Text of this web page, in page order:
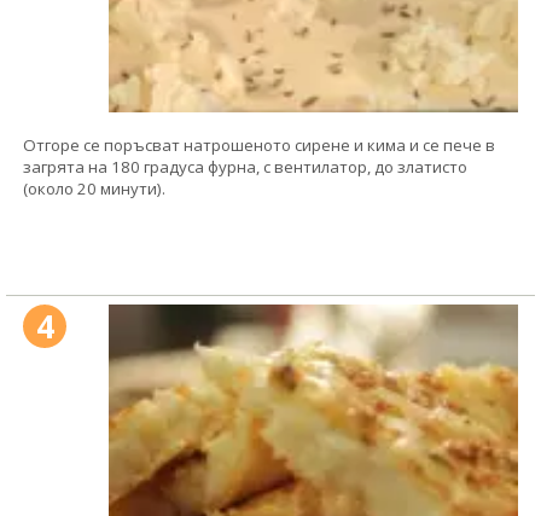
Отгоре се поръсват натрошеното сирене и кима и се пече в
загрята на 180 градуса фурна, с вентилатор, до златисто
(около 20 минути).
4